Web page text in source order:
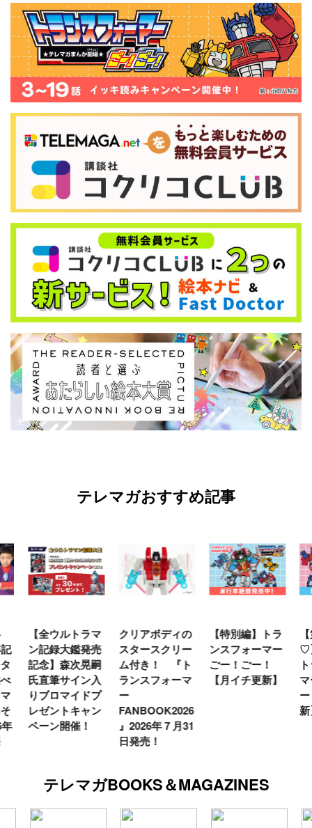
テレマガおすすめ記事
【全ウルトラマ
ン記録大鑑発売
記念】森次晃嗣
氏直筆サイン入
りブロマイドプ
レゼントキャン
ペーン開催！
クリアボディの
スタースクリー
ム付き！ 『ト
ランスフォーマ
ー
FANBOOK2026
』2026年７月31
日発売！
【特別編】トラ
ンスフォーマー
ごー！ごー！
【月イチ更新】
♡
テレマガBOOKS＆MAGAZINES